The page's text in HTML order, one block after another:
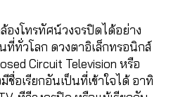
องโทรทัศน์วงจรปิดได้อย่าง
ทั่วโลก ดวงตาอิเล็กทรอนิกส์
Circuit Television หรือ
ชื่อเรียกอันเป็นที่เข้าใจได้ อาทิ